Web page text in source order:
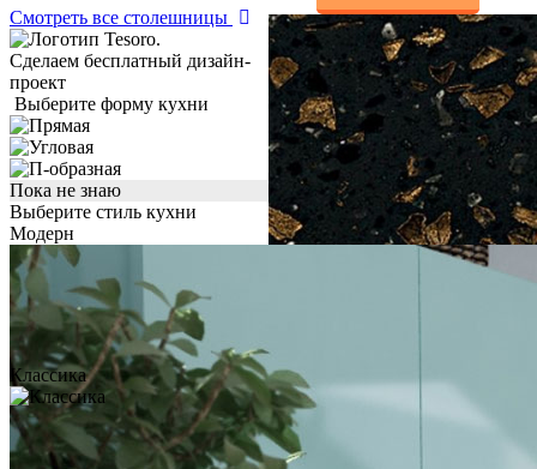
Смотреть все столешницы
Сделаем бесплатный дизайн-
проект
Выберите форму кухни
Пока не знаю
Выберите стиль кухни
Модерн
Классика